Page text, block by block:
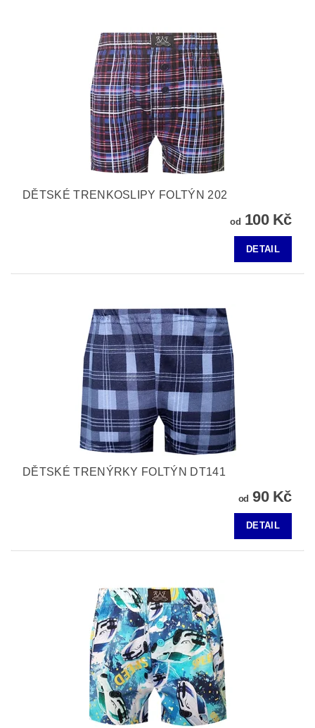
DĚTSKÉ TRENKOSLIPY FOLTÝN 202
od 100 Kč
DETAIL
DĚTSKÉ TRENÝRKY FOLTÝN DT141
od 90 Kč
DETAIL